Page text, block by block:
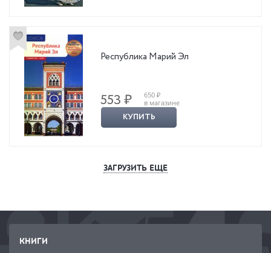
Республика Марий Эл
553 ₽
650 ₽
в магазине
КУПИТЬ
ЗАГРУЗИТЬ ЕЩЕ
КНИГИ